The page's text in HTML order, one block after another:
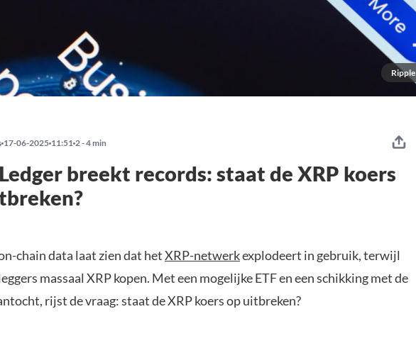
Ripple
17-06-2025 11:51 2 - 4 min
breekt records: staat de XRP koers
chain data laat zien dat hetXRP-netwerkexplodeert in gebruik, terwijl
massaal XRP kopen. Met een mogelijke ETF en een schikking met de
rijst de vraag: staat de XRP koers op uitbreken?